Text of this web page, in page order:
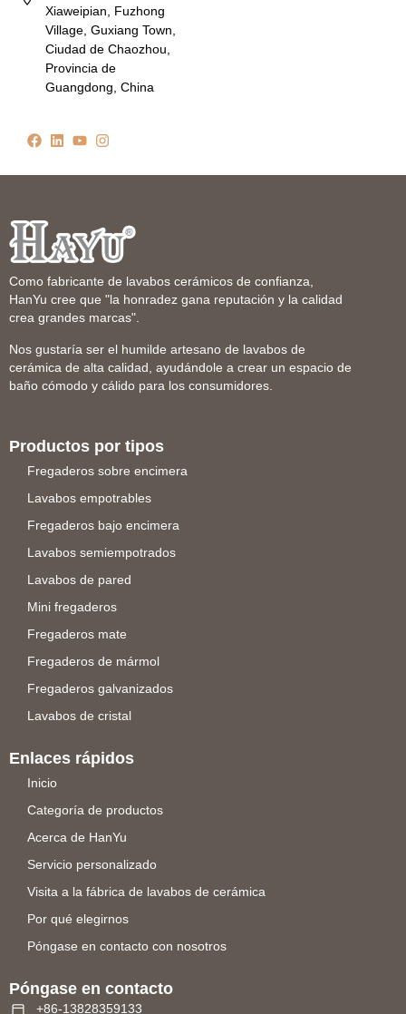
Xiaweipian, Fuzhong
Village, Guxiang Town,
Ciudad de Chaozhou,
Provincia de
Guangdong, China
Como fabricante de lavabos cerámicos de confianza,
HanYu cree que "la honradez gana reputación y la calidad
crea grandes marcas".
Nos gustaría ser el humilde artesano de lavabos de
cerámica de alta calidad, ayudándole a crear un espacio de
baño cómodo y cálido para los consumidores.
Productos por tipos
Fregaderos sobre encimera
Lavabos empotrables
Fregaderos bajo encimera
Lavabos semiempotrados
Lavabos de pared
Mini fregaderos
Fregaderos mate
Fregaderos de mármol
Fregaderos galvanizados
Lavabos de cristal
Enlaces rápidos
Inicio
Categoría de productos
Acerca de HanYu
Servicio personalizado
Visita a la fábrica de lavabos de cerámica
Por qué elegirnos
Póngase en contacto con nosotros
Póngase en contacto
+86-13828359133